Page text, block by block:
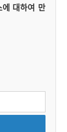
대하여 만